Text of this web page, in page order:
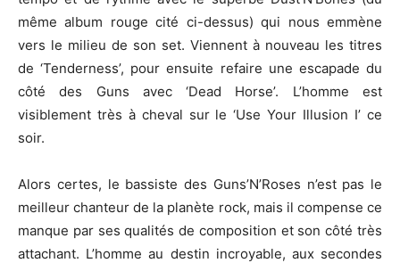
même album rouge cité ci-dessus) qui nous emmène
vers le milieu de son set. Viennent à nouveau les titres
de ‘Tenderness’, pour ensuite refaire une escapade du
côté des Guns avec ‘Dead Horse’. L’homme est
visiblement très à cheval sur le ‘Use Your Illusion I’ ce
soir.
Alors certes, le bassiste des Guns’N’Roses n’est pas le
meilleur chanteur de la planète rock, mais il compense ce
manque par ses qualités de composition et son côté très
attachant. L’homme au destin incroyable, aux secondes